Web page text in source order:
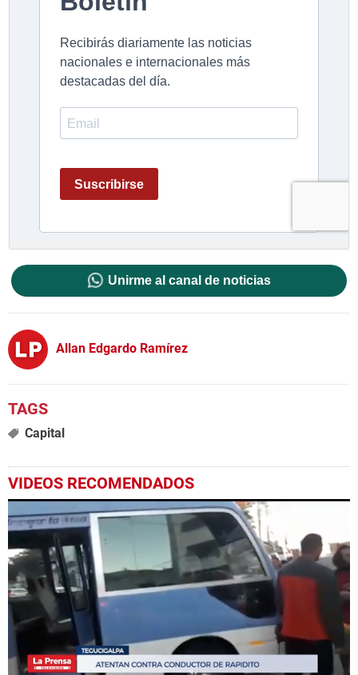
Unirme al canal de noticias
Allan Edgardo Ramírez
Capital
VIDEOS RECOMENDADOS